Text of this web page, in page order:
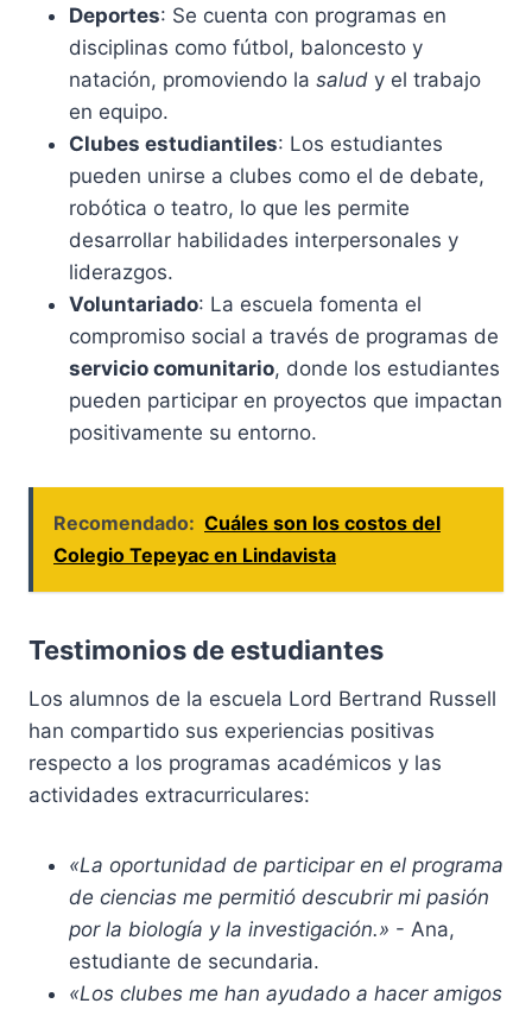
Deportes: Se cuenta con programas en
disciplinas como fútbol, baloncesto y
natación, promoviendo la salud y el trabajo
en equipo.
Clubes estudiantiles: Los estudiantes
pueden unirse a clubes como el de debate,
robótica o teatro, lo que les permite
desarrollar habilidades interpersonales y
liderazgos.
Voluntariado: La escuela fomenta el
compromiso social a través de programas de
servicio comunitario, donde los estudiantes
pueden participar en proyectos que impactan
positivamente su entorno.
Recomendado: Cuáles son los costos del
Colegio Tepeyac en Lindavista
Testimonios de estudiantes
Los alumnos de la escuela Lord Bertrand Russell
han compartido sus experiencias positivas
respecto a los programas académicos y las
actividades extracurriculares:
«La oportunidad de participar en el programa
de ciencias me permitió descubrir mi pasión
por la biología y la investigación.» - Ana,
estudiante de secundaria.
«Los clubes me han ayudado a hacer amigos